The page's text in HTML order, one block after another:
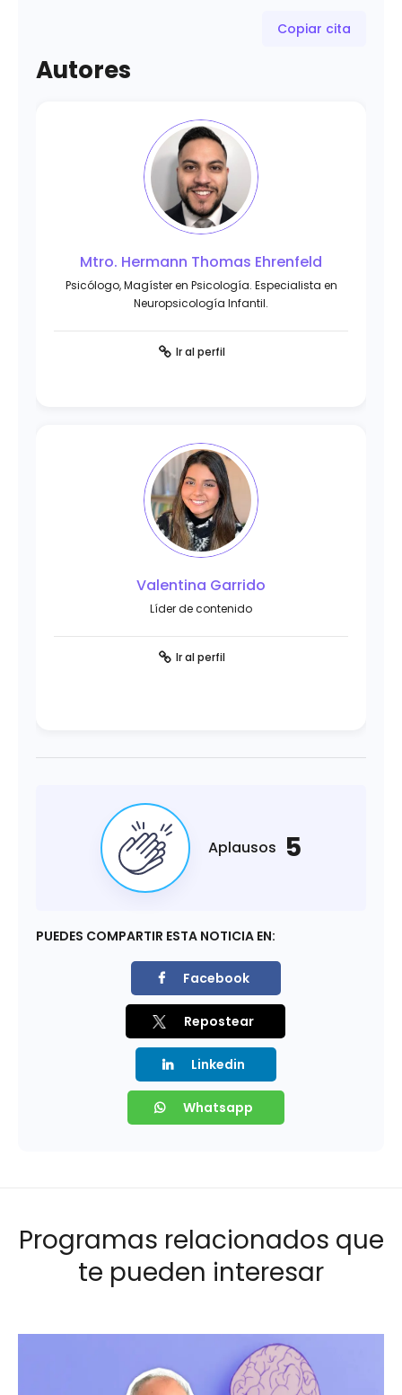
Copiar cita
Autores
Mtro. Hermann Thomas Ehrenfeld
Psicólogo, Magíster en Psicología. Especialista en
Neuropsicología Infantil.
Ir al perfil
Valentina Garrido
Líder de contenido
Ir al perfil
Aplausos 5
PUEDES COMPARTIR ESTA NOTICIA EN:
Facebook
Repostear
Linkedin
Whatsapp
Programas relacionados que
te pueden interesar